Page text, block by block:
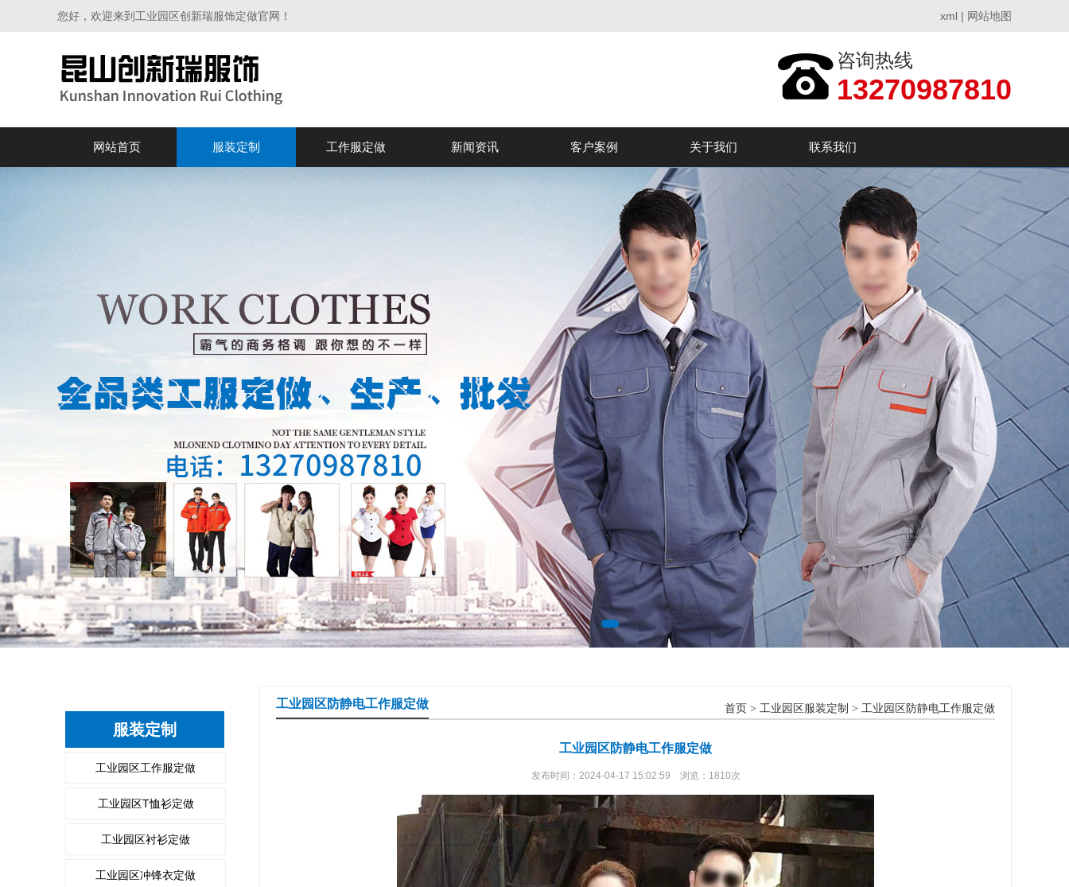
您好，欢迎来到工业园区创新瑞服饰定做官网！ xml | 网站地图
咨询热线
13270987810
网站首页 服装定制 工作服定做 新闻资讯 客户案例 关于我们 联系我们
服装定制
工业园区工作服定做
工业园区T恤衫定做
工业园区衬衫定做
工业园区冲锋衣定做
工业园区防静电工作服定做 首页 > 工业园区服装定制 > 工业园区防静电工作服定做
工业园区防静电工作服定做
发布时间：2024-04-17 15:02:59 浏览：1810次